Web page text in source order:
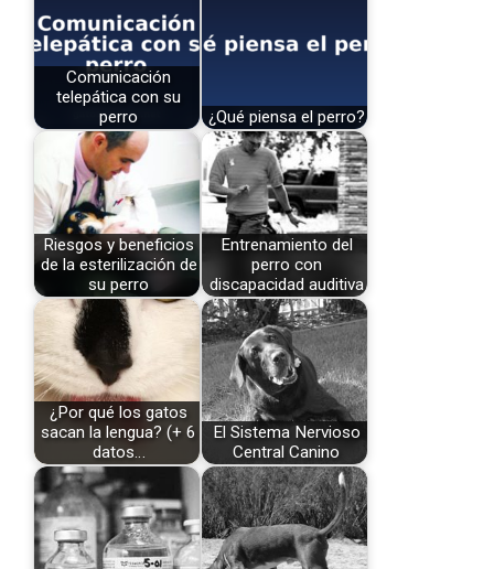
Comunicación
telepática con su
perro
¿Qué piensa el perro?
Riesgos y beneficios
de la esterilización de
su perro
Entrenamiento del
perro con
discapacidad auditiva
¿Por qué los gatos
sacan la lengua? (+ 6
datos…
El Sistema Nervioso
Central Canino